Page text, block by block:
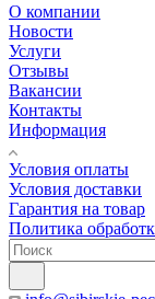
О компании
Новости
Услуги
Отзывы
Вакансии
Контакты
Информация
Условия оплаты
Условия доставки
Гарантия на товар
Политика